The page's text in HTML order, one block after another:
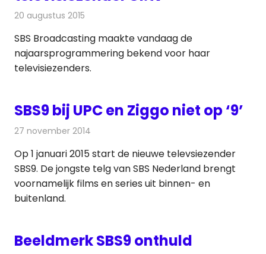
20 augustus 2015
SBS Broadcasting maakte vandaag de
najaarsprogrammering bekend voor haar
televisiezenders.
SBS9 bij UPC en Ziggo niet op ‘9’
27 november 2014
Op 1 januari 2015 start de nieuwe televsiezender
SBS9. De jongste telg van SBS Nederland brengt
voornamelijk films en series uit binnen- en
buitenland.
Beeldmerk SBS9 onthuld